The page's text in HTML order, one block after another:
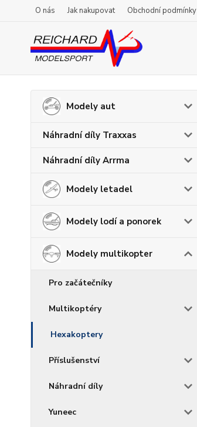
O nás Jak nakupovat Obchodní podmínky
Modely aut
Náhradní díly Traxxas
Náhradní díly Arrma
Modely letadel
Modely lodí a ponorek
Modely multikopter
Pro začátečníky
Multikoptéry
Hexakoptery
Příslušenství
Náhradní díly
Yuneec